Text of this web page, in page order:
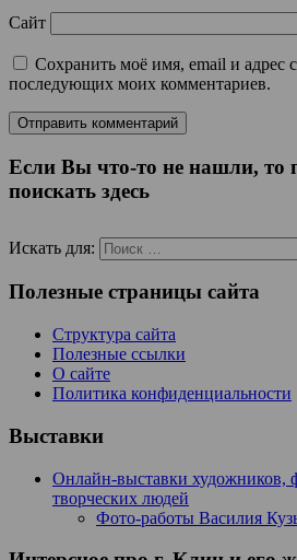
Сайт
Сохранить моё имя, email и адрес
последующих моих комментариев.
Если Вы что-то не нашли, то
поискать здесь
Искать для:
Полезные страницы сайта
Структура сайта
Полезные ссылки
О сайте
Политика конфиденциальности
Выставки
Онлайн-выставки художников,
творческих людей
Фото-работы Василия